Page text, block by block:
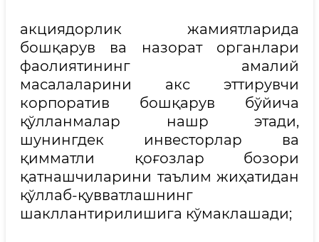
акциядорлик жамиятларида
бошқарув ва назорат органлари
фаолиятининг амалий
масалаларини акс эттирувчи
корпоратив бошқарув бўйича
қўлланмалар нашр этади,
шунингдек инвесторлар ва
қимматли қоғозлар бозори
қатнашчиларини таълим жиҳатидан
қўллаб-қувватлашнинг
шакллантирилишига кўмаклашади;